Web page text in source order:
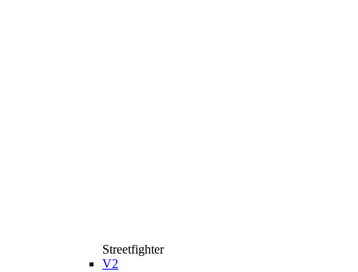
Streetfighter
V2